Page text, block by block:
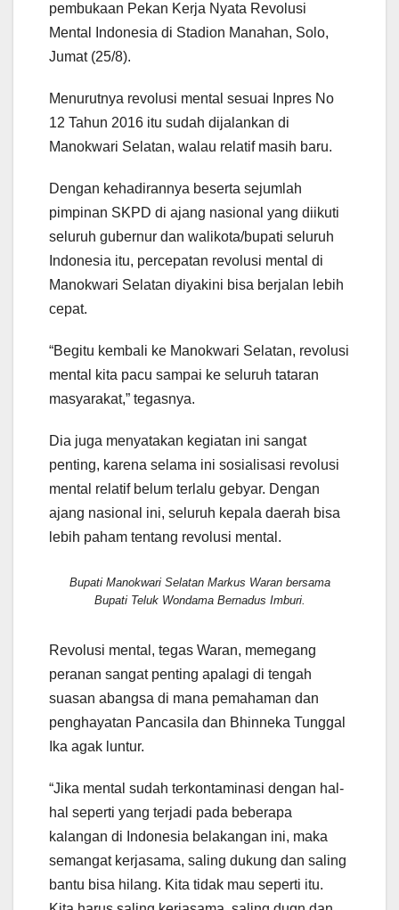
pembukaan Pekan Kerja Nyata Revolusi
Mental Indonesia di Stadion Manahan, Solo,
Jumat (25/8).
Menurutnya revolusi mental sesuai Inpres No
12 Tahun 2016 itu sudah dijalankan di
Manokwari Selatan, walau relatif masih baru.
Dengan kehadirannya beserta sejumlah
pimpinan SKPD di ajang nasional yang diikuti
seluruh gubernur dan walikota/bupati seluruh
Indonesia itu, percepatan revolusi mental di
Manokwari Selatan diyakini bisa berjalan lebih
cepat.
“Begitu kembali ke Manokwari Selatan, revolusi
mental kita pacu sampai ke seluruh tataran
masyarakat,” tegasnya.
Dia juga menyatakan kegiatan ini sangat
penting, karena selama ini sosialisasi revolusi
mental relatif belum terlalu gebyar. Dengan
ajang nasional ini, seluruh kepala daerah bisa
lebih paham tentang revolusi mental.
Bupati Manokwari Selatan Markus Waran bersama
Bupati Teluk Wondama Bernadus Imburi.
Revolusi mental, tegas Waran, memegang
peranan sangat penting apalagi di tengah
suasan abangsa di mana pemahaman dan
penghayatan Pancasila dan Bhinneka Tunggal
Ika agak luntur.
“Jika mental sudah terkontaminasi dengan hal-
hal seperti yang terjadi pada beberapa
kalangan di Indonesia belakangan ini, maka
semangat kerjasama, saling dukung dan saling
bantu bisa hilang. Kita tidak mau seperti itu.